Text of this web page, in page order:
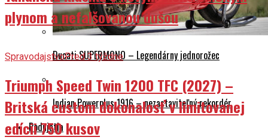
Ducati SUPERMONO – Legendárny jednorožec
Indian Powerplus 1916 – nezastaviteľný rekordér
Podujatia
plynom a nefalšovanou dušou
SpravodajstvoPred 3 týždne
Triumph Speed Twin 1200 TFC (2027) –
Britská custom dokonalosť v limitovanej
edícii 750 kusov